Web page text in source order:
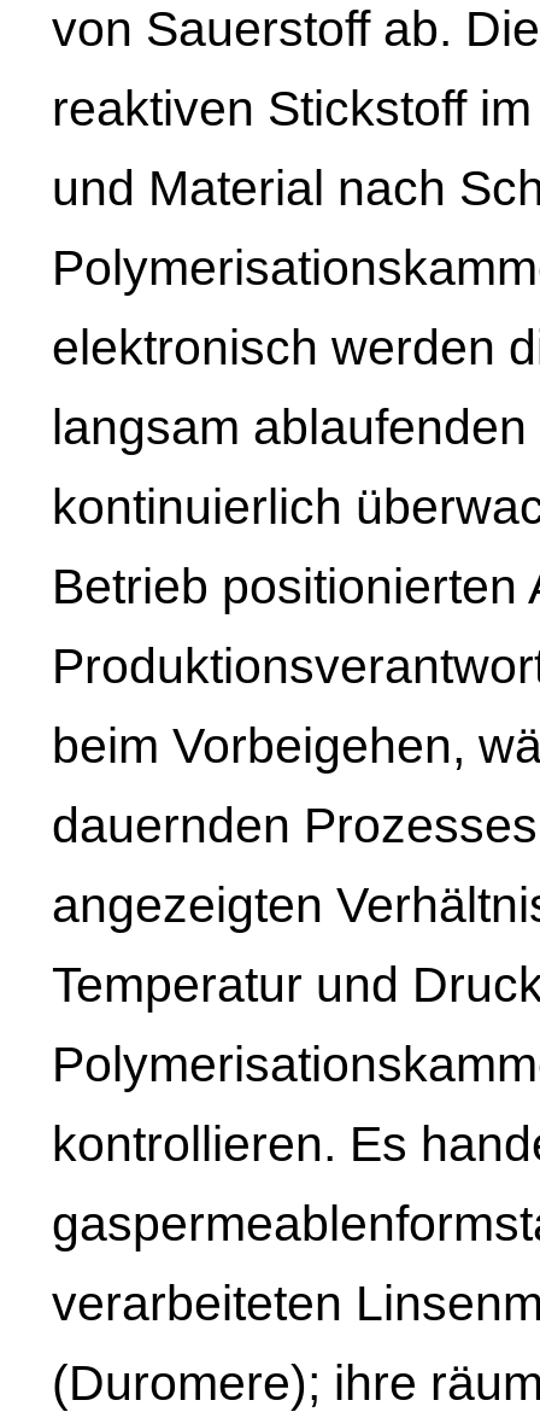
von Sauerstoff ab.
reaktiven Stickstoff
und Material nach
elektronisch werden
langsam
kontinuierlich
Betrieb positionierten
beim Vorbeigehen,
dauernden
angezeigten
Temperatur und
kontrollieren. Es
verarbeiteten
(Duromere); ihre